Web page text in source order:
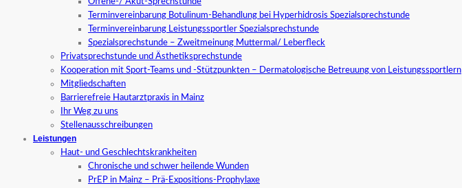
Terminvereinbarung Botulinum-Behandlung bei Hyperhidrosis Spezialsprechstunde
Terminvereinbarung Leistungssportler Spezialsprechstunde
Spezialsprechstunde – Zweitmeinung Muttermal/ Leberfleck
Privatsprechstunde und Ästhetiksprechstunde
Kooperation mit Sport-Teams und -Stützpunkten – Dermatologische Betreuung von Leistungssportlern
Mitgliedschaften
Barrierefreie Hautarztpraxis in Mainz
Ihr Weg zu uns
Stellenausschreibungen
Leistungen
Haut- und Geschlechtskrankheiten
Chronische und schwer heilende Wunden
PrEP in Mainz – Prä-Expositions-Prophylaxe